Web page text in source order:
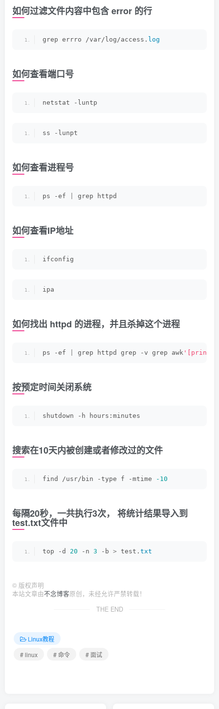
如何过滤文件内容中包含 error 的行
grep errro /var/log/access. log
如何查看端口号
netstat -luntp
ss -lunpt
如何查看进程号
ps -ef grep httpd
如何查看IP地址
ifconfig
ipa
如何找出 httpd 的进程，并且杀掉这个进程
ps -ef grep httpd grep -v grep awk '[print
按预定时间关闭系统
shutdown -h hours:minutes
搜索在10天内被创建或者修改过的文件
find /usr/bin -type f -mtime -10
每隔20秒，一共执行3次， 将统计结果导入到
test.txt文件中
top -d 20 -n 3 -b > test. txt
© 版权声明
本站文章由不念博客原创，未经允许严禁转载！
THE END
Linux教程
# linux
# 命令 # 面试